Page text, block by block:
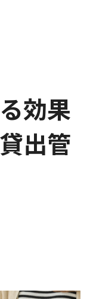
効果
出管